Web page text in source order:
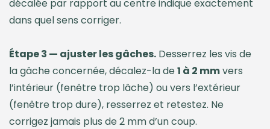
décalée par rapport au centre indique exactement
dans quel sens corriger.
Étape 3 — ajuster les gâches. Desserrez les vis de
la gâche concernée, décalez-la de1 à 2 mmvers
l’intérieur (fenêtre trop lâche) ou vers l’extérieur
(fenêtre trop dure), resserrez et retestez. Ne
corrigez jamais plus de 2 mm d’un coup.